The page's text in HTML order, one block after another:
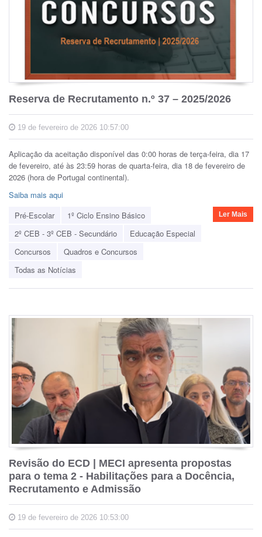
Reserva de Recrutamento n.º 37 – 2025/2026
19 de fevereiro de 2026 10:57:00
Aplicação da aceitação disponível das 0:00 horas de terça-feira, dia 17
de fevereiro, até às 23:59 horas de quarta-feira, dia 18 de fevereiro de
2026 (hora de Portugal continental).
Saiba mais aqui
Pré-Escolar
1º Ciclo Ensino Básico
2º CEB - 3º CEB - Secundário
Educação Especial
Concursos
Quadros e Concursos
Todas as Notícias
Ler Mais
Revisão do ECD | MECI apresenta propostas
para o tema 2 - Habilitações para a Docência,
Recrutamento e Admissão
19 de fevereiro de 2026 10:53:00